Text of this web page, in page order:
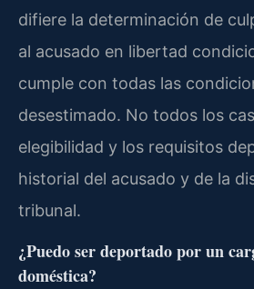
difiere la determinación de
al acusado en libertad
cumple con todas las
desestimado. No todos los
elegibilidad y los requisitos
historial del acusado y de la
tribunal.
¿Puedo ser deportado por un
doméstica?